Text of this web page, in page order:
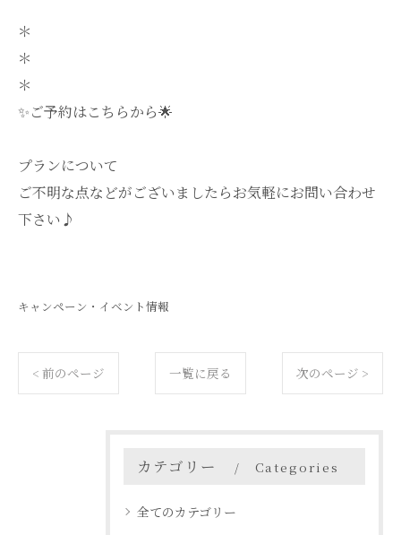
＊
＊
＊
✨ご予約はこちらから🌟
プランについて
ご不明な点などがございましたらお気軽にお問い合わせ
下さい♪
キャンペーン・イベント情報
< 前のページ 一覧に戻る 次のページ >
カテゴリー Categories
全てのカテゴリー